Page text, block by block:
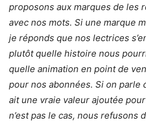
proposons aux marques de les
avec nos mots. Si une marque
je réponds que nos lectrices
plutôt quelle histoire nous
quelle animation en point de
pour nos abonnées. Si on parle
ait une vraie valeur ajoutée
n’est pas le cas, nous refusons